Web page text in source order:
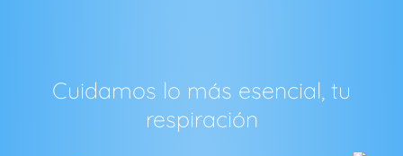
Cuidamos lo más esencial, tu
respiración